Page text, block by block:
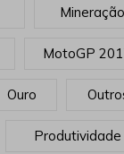
Mineração
MotoGP
Ouro
Produtividade